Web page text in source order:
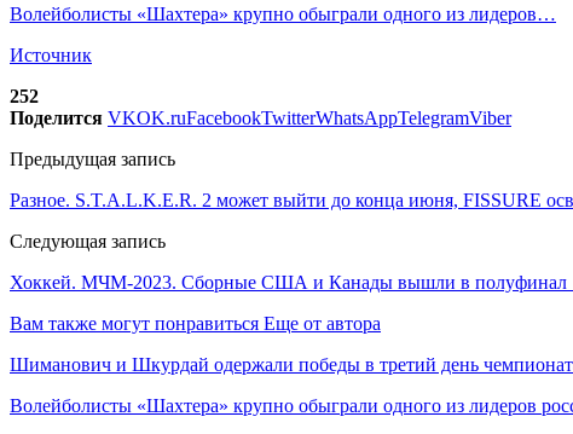
Волейболисты «Шахтера» крупно обыграли одного из лидеров…
Источник
252
Поделится VKOK.ruFacebookTwitterWhatsAppTelegramViber
Предыдущая запись
Разное. S.T.A.L.K.E.R. 2 может выйти до конца июня, FISSURE
Следующая запись
Хоккей. МЧМ-2023. Сборные США и Канады вышли в полуфинал
Вам также могут понравиться Еще от автора
Шиманович и Шкурдай одержали победы в третий день
Волейболисты «Шахтера» крупно обыграли одного из лидеров